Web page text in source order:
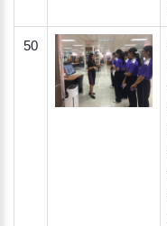
50